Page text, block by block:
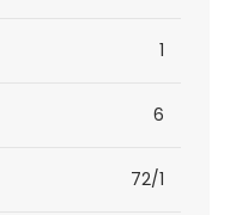
1
6
72/1